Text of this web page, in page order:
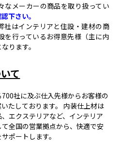
なメーカーの商品を取り扱ってい
下さい。
社はインテリアと住設・建材の商
を行っているお得意先様（主に内
ります。
て
社に及ぶ仕入先様からお客様の
たしております。 内装仕上材は
エクステリアなど、インテリア
全国の営業拠点から、快適で安
ポートします。